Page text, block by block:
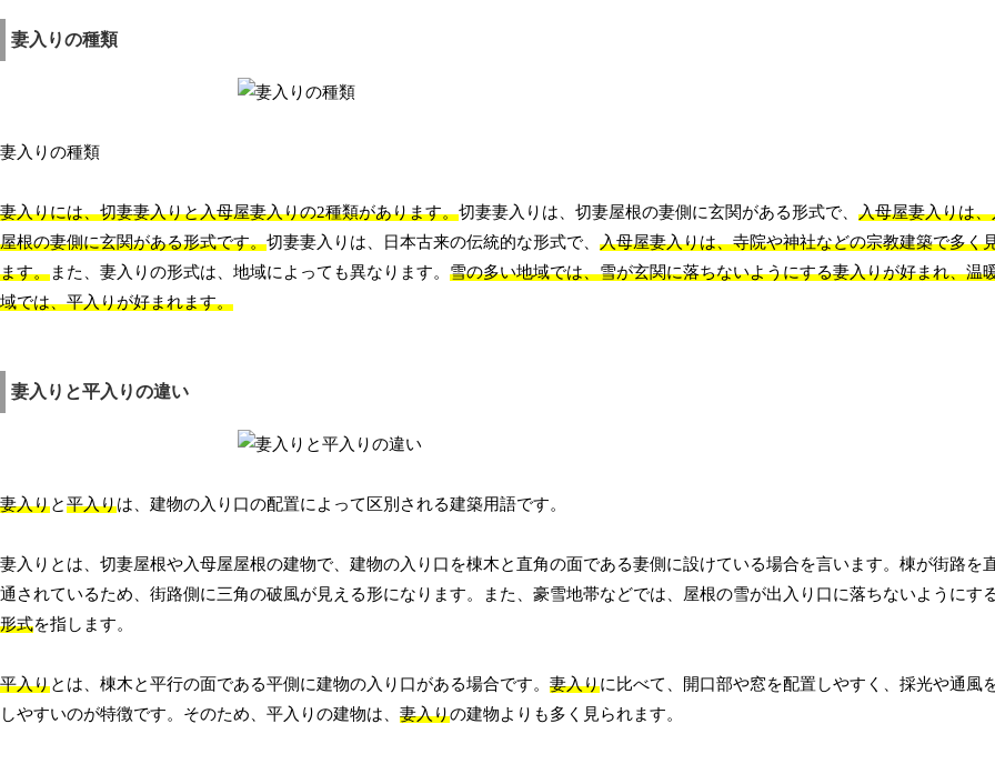
妻入りの種類
妻入りの種類
妻入りには、切妻妻入りと入母屋妻入りの2種類があります。切妻妻入りは、切妻屋根の妻側に玄関がある形式で、 入母屋妻入りは
屋根の妻側に玄関がある形式です。切妻妻入りは、日本古来の伝統的な形式で、 入母屋妻入りは、寺院や神社などの宗教建築で多く
ます。また、妻入りの形式は、地域によっても異なります。 雪の多い地域では、雪が玄関に落ちないようにする妻入りが好まれ、温
域では、平入りが好まれます。
妻入りと平入りの違い
妻入りと平入りは、建物の入り口の配置によって区別される建築用語です。
妻入りとは、切妻屋根や入母屋屋根の建物で、建物の入り口を棟木と直角の面である妻側に設けている場合を言います。棟が街路を
通されているため、街路側に三角の破風が見える形になります。また、豪雪地帯などでは、屋根の雪が出入り口に落ちないようにす
形式を指します。
平入りとは、棟木と平行の面である平側に建物の入り口がある場合です。 妻入りに比べて、開口部や窓を配置しやすく、採光や通風
しやすいのが特徴です。そのため、平入りの建物は、 妻入りの建物よりも多く見られます。